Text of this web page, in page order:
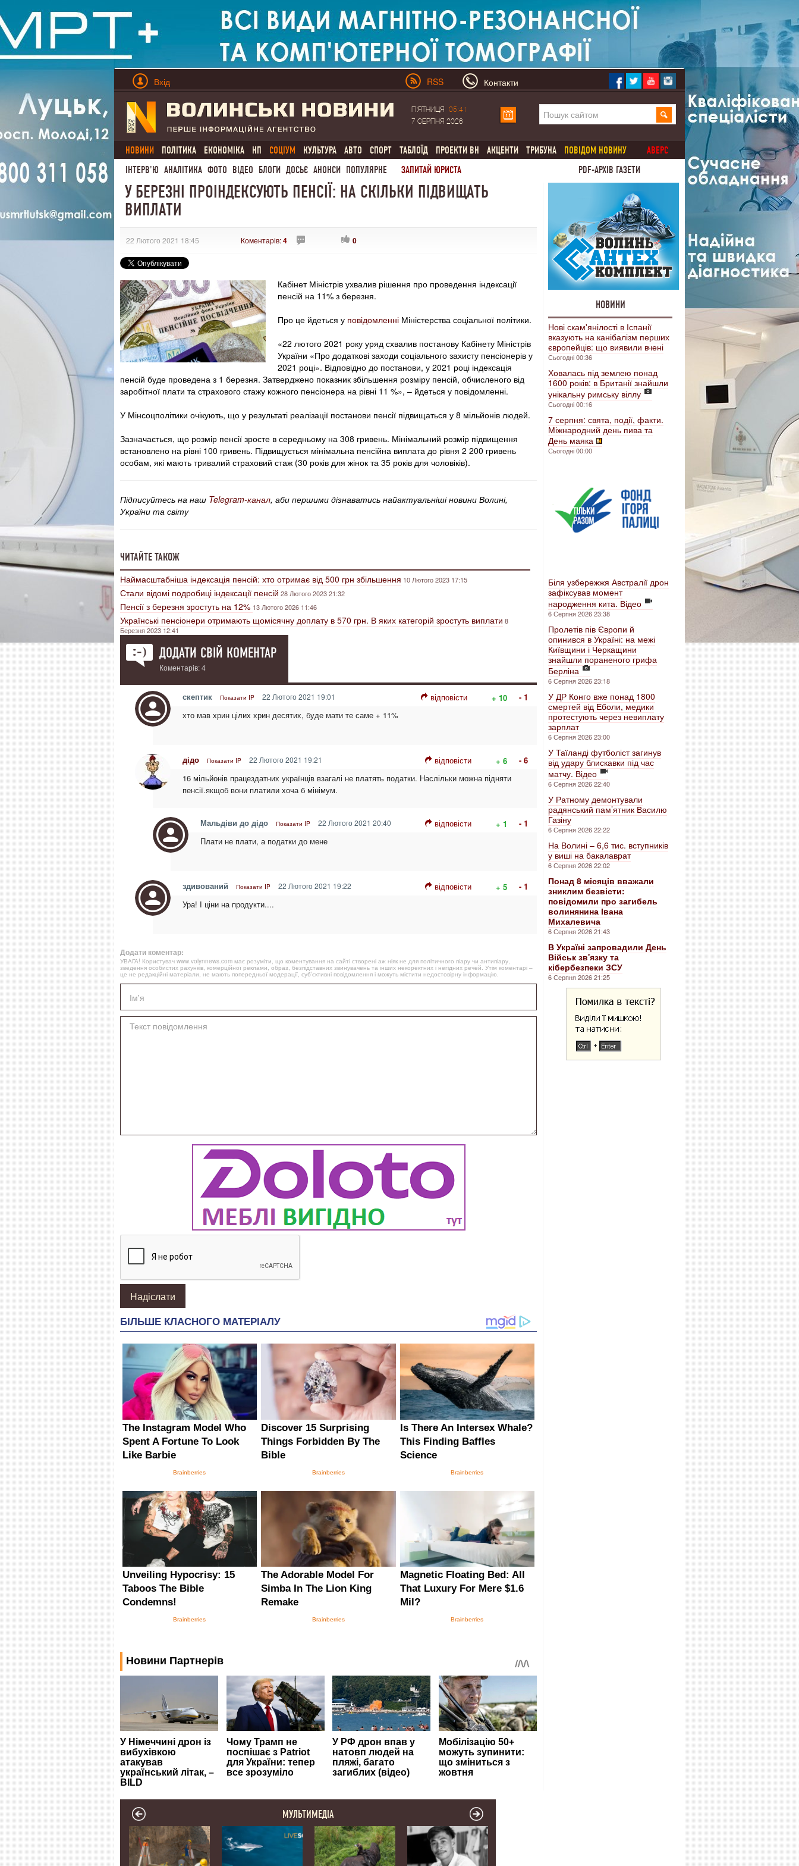
Вхід RSS Контакти
П'ЯТНИЦЯ
05:41
7 СЕРПНЯ 2026
НОВИНИ ПОЛІТИКА ЕКОНОМІКА НП СОЦІУМ КУЛЬТУРА АВТО СПОРТ ТАБЛОЇД ПРОЕКТИ ВН АКЦЕНТИ ТРИБУНА ПОВІДОМ НОВИНУ
АВЕРС
ІНТЕРВ'Ю АНАЛІТИКА ФОТО ВІДЕО БЛОГИ ДОСЬЄ АНОНСИ ПОПУЛЯРНЕ ЗАПИТАЙ ЮРИСТА PDF-АРХІВ ГАЗЕТИ
У БЕРЕЗНІ ПРОІНДЕКСУЮТЬ ПЕНСІЇ: НА СКІЛЬКИ ПІДВИЩАТЬ
ВИПЛАТИ
22 Лютого 2021 18:45 Коментарів:4 0
Кабінет Міністрів ухвалив рішення про проведення індексації
пенсій на 11% з березня.
Про це йдеться у повідомленні Міністерства соціальної політики.
«22 лютого 2021 року уряд схвалив постанову Кабінету Міністрів
України «Про додаткові заходи соціального захисту пенсіонерів у
2021 році». Відповідно до постанови, у 2021 році індексація
пенсій буде проведена з 1 березня. Затверджено показник збільшення розміру пенсій, обчисленого від
заробітної плати та страхового стажу кожного пенсіонера на рівні 11 %», – йдеться у повідомленні.
У Мінсоцполітики очікують, що у результаті реалізації постанови пенсії підвищаться у 8 мільйонів людей.
Зазначається, що розмір пенсії зросте в середньому на 308 гривень. Мінімальний розмір підвищення
встановлено на рівні 100 гривень. Підвищується мінімальна пенсійна виплата до рівня 2 200 гривень
особам, які мають тривалий страховий стаж (30 років для жінок та 35 років для чоловіків).
Підписуйтесь на наш Telegram-канал, аби першими дізнаватись найактуальніші новини Волині,
України та світу
ЧИТАЙТЕ ТАКОЖ
Наймасштабніша індексація пенсій: хто отримає від 500 грн збільшення 10 Лютого 2023 17:15
Стали відомі подробиці індексації пенсій 28 Лютого 2023 21:32
Пенсії з березня зростуть на 12% 13 Лютого 2026 11:46
Українські пенсіонери отримають щомісячну доплату в 570 грн. В яких категорій зростуть виплати 8
Березня 2023 12:41
ДОДАТИ СВІЙ КОМЕНТАР
Коментарів: 4
скептик Показати IP 22 Лютого 2021 19:01 відповісти + 10
- 1
хто мав хрин цілих хрин десятих, буде мати те саме + 11%
дідо Показати IP 22 Лютого 2021 19:21 відповісти + 6
- 6
16 мільйонів працездатних українців взагалі не платять податки. Наслільки можна підняти
пенсії.якщоб вони платили хоча б мінімум.
Мальдіви до дідо Показати IP 22 Лютого 2021 20:40 відповісти + 1
- 1
Плати не плати, а податки до мене
здивований Показати IP 22 Лютого 2021 19:22 відповісти + 5
- 1
Ура! І ціни на продукти....
Додати коментар:
УВАГА! Користувач www.volynnews.com має розуміти, що коментування на сайті створені аж ніяк не для політичного піару чи антипіару,
зведення особистих рахунків, комерційної реклами, образ, безпідставних звинувачень та інших некоректних і негідних речей. Утім коментарі –
це не редакційні матеріали, не мають попередньої модерації, суб’єктивні повідомлення і можуть містити недостовірну інформацію.
НОВИНИ
Нові скам'янілості в Іспанії
вказують на канібалізм перших
європейців: що виявили вчені
Сьогодні 00:36
Ховалась під землею понад
1600 років: в Британії знайшли
унікальну римську віллу
Сьогодні 00:16
7 серпня: свята, події, факти.
Міжнародний день пива та
День маяка
Сьогодні 00:00
Біля узбережжя Австралії дрон
зафіксував момент
народження кита. Відео
6 Серпня 2026 23:38
Пролетів пів Європи й
опинився в Україні: на межі
Київщини і Черкащини
знайшли пораненого грифа
Берліна
6 Серпня 2026 23:18
У ДР Конго вже понад 1800
смертей від Еболи, медики
протестують через невиплату
зарплат
6 Серпня 2026 23:00
У Таїланді футболіст загинув
від удару блискавки під час
матчу. Відео
6 Серпня 2026 22:40
У Ратному демонтували
радянський пам’ятник Василю
Газіну
6 Серпня 2026 22:22
На Волині – 6,6 тис. вступників
у виші на бакалаврат
6 Серпня 2026 22:02
Понад 8 місяців вважали
зниклим безвісти:
повідомили про загибель
волинянина Івана
Михалевича
6 Серпня 2026 21:43
В Україні запровадили День
Військ зв'язку та
кібербезпеки ЗСУ
6 Серпня 2026 21:25
МУЛЬТИМЕДІА